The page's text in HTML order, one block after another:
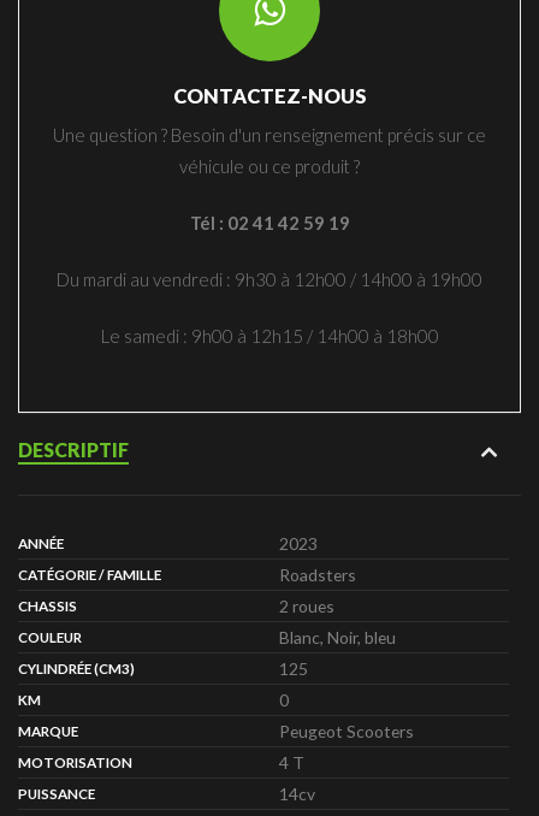
CONTACTEZ-NOUS
Une question ? Besoin d'un renseignement précis sur ce
véhicule ou ce produit ?
Tél : 02 41 42 59 19
Du mardi au vendredi : 9h30 à 12h00 / 14h00 à 19h00
Le samedi : 9h00 à 12h15 / 14h00 à 18h00
DESCRIPTIF
ANNÉE 2023
CATÉGORIE / FAMILLE Roadsters
CHASSIS 2 roues
COULEUR Blanc, Noir, bleu
CYLINDRÉE (CM3) 125
KM 0
MARQUE Peugeot Scooters
MOTORISATION 4 T
PUISSANCE
14cv